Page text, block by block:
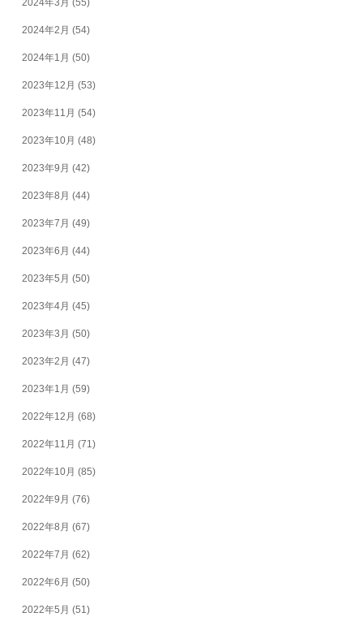
2024年3月 (55)
2024年2月 (54)
2024年1月 (50)
2023年12月 (53)
2023年11月 (54)
2023年10月 (48)
2023年9月 (42)
2023年8月 (44)
2023年7月 (49)
2023年6月 (44)
2023年5月 (50)
2023年4月 (45)
2023年3月 (50)
2023年2月 (47)
2023年1月 (59)
2022年12月 (68)
2022年11月 (71)
2022年10月 (85)
2022年9月 (76)
2022年8月 (67)
2022年7月 (62)
2022年6月 (50)
2022年5月 (51)